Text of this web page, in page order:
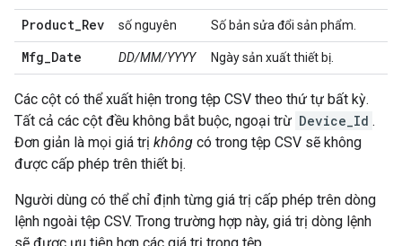
Product_Rev số nguyên Số bản sửa đổi sản phẩm.
Mfg_Date DD/MM/YYYY Ngày sản xuất thiết bị.
Các cột có thể xuất hiện trong tệp CSV theo thứ tự bất kỳ.
Tất cả các cột đều không bắt buộc, ngoại trừ Device_Id .
Đơn giản là mọi giá trị không có trong tệp CSV sẽ không
được cấp phép trên thiết bị.
Người dùng có thể chỉ định từng giá trị cấp phép trên dòng
lệnh ngoài tệp CSV. Trong trường hợp này, giá trị dòng lệnh